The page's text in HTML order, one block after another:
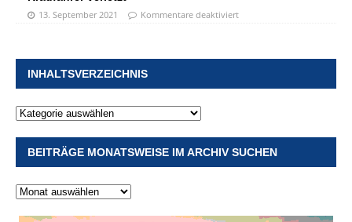
13. September 2021 Kommentare deaktiviert
INHALTSVERZEICHNIS
BEITRÄGE MONATSWEISE IM ARCHIV SUCHEN